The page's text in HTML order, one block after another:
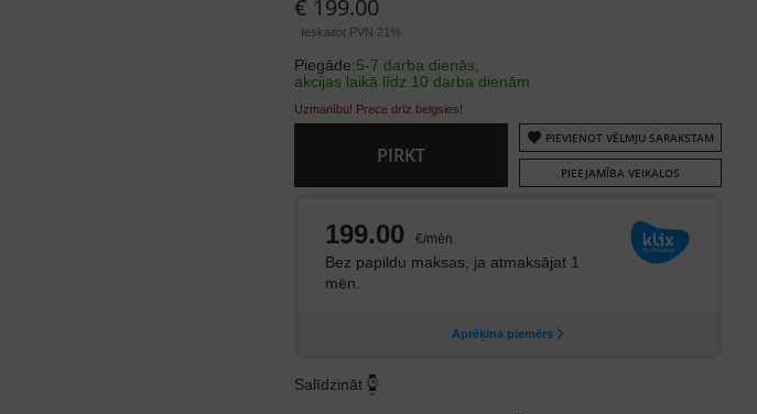
€ 199.00
Ieskaitot PVN 21%
Piegāde:5-7 darba dienās,
akcijas laikā līdz 10 darba dienām
Uzmanību! Prece drīz beigsies!
PIRKT
PIEVIENOT VĒLMJU SARAKSTAM
PIEEJAMĪBA VEIKALOS
Salīdzināt